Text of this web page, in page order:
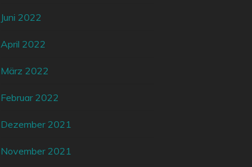
Juni 2022
April 2022
März 2022
Februar 2022
Dezember 2021
November 2021